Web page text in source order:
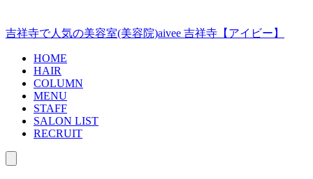
ン
テ
吉祥寺で人気の美容室(美容院)aivee 吉祥寺【アイビー】
HOME
HAIR
COLUMN
MENU
STAFF
SALON LIST
RECRUIT